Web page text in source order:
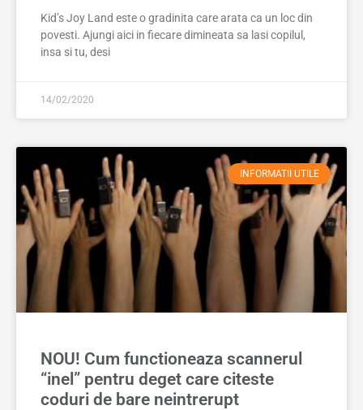
Kid’s Joy Land este o gradinita care arata ca un loc din
povesti. Ajungi aici in fiecare dimineata sa lasi copilul,
insa si tu, desi
14/02/2020
INFORMATII UTILE
NOU! Cum functioneaza scannerul
“inel” pentru deget care citeste
coduri de bare neintrerupt